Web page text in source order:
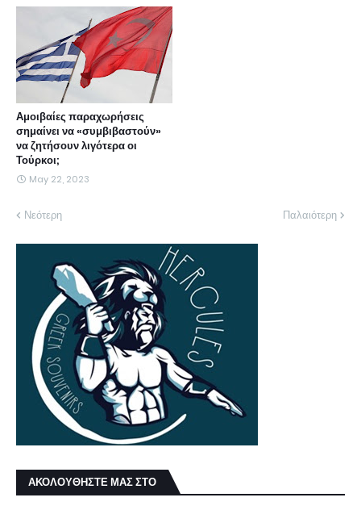
Αμοιβαίες παραχωρήσεις
σημαίνει να «συμβιβαστούν»
να ζητήσουν λιγότερα οι
Τούρκοι;
May 22, 2023
Νεότερη Παλαιότερη
ΑΚΟΛΟΥΘΗΣΤΕ ΜΑΣ ΣΤΟ